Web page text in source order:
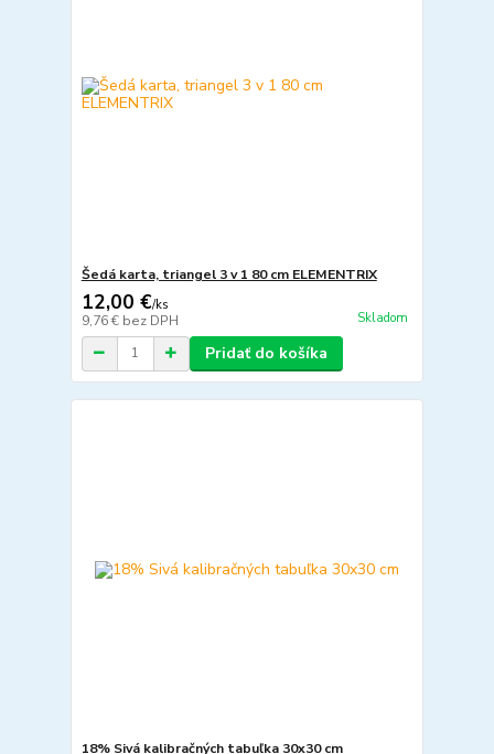
Šedá karta, triangel 3 v 1 80 cm ELEMENTRIX
12,00 €/ks
9,76 € bez DPH Skladom
Pridať do košíka
18% Sivá kalibračných tabuľka 30x30 cm